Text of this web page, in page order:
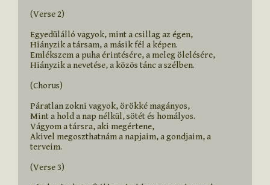
(Verse 2)
Egyedülálló vagyok, mint a csillag az égen,
Hiányzik a társam, a másik fél a képen.
Emlékszem a puha érintésére, a meleg ölelésére,
Hiányzik a nevetése, a közös tánc a szélben.
(Chorus)
Páratlan zokni vagyok, örökké magányos,
Mint a hold a nap nélkül, sötét és homályos.
Vágyom a társra, aki megértene,
Akivel megoszthatnám a napjaim, a gondjaim, a
terveim.
(Verse 3)